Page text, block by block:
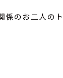
係のお二人のト